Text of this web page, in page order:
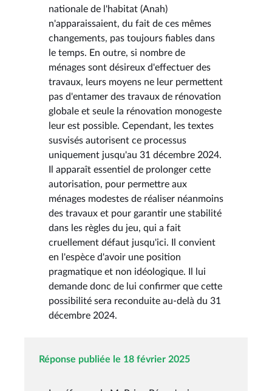
nationale de l'habitat (Anah)
n'apparaissaient, du fait de ces mêmes
changements, pas toujours fiables dans
le temps. En outre, si nombre de
ménages sont désireux d'effectuer des
travaux, leurs moyens ne leur permettent
pas d'entamer des travaux de rénovation
globale et seule la rénovation monogeste
leur est possible. Cependant, les textes
susvisés autorisent ce processus
uniquement jusqu'au 31 décembre 2024.
Il apparaît essentiel de prolonger cette
autorisation, pour permettre aux
ménages modestes de réaliser néanmoins
des travaux et pour garantir une stabilité
dans les règles du jeu, qui a fait
cruellement défaut jusqu'ici. Il convient
en l'espèce d'avoir une position
pragmatique et non idéologique. Il lui
demande donc de lui confirmer que cette
possibilité sera reconduite au-delà du 31
décembre 2024.
Réponse publiée le 18 février 2025